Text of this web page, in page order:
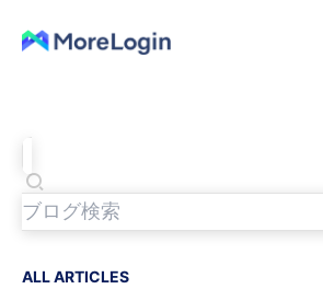
ALL ARTICLES